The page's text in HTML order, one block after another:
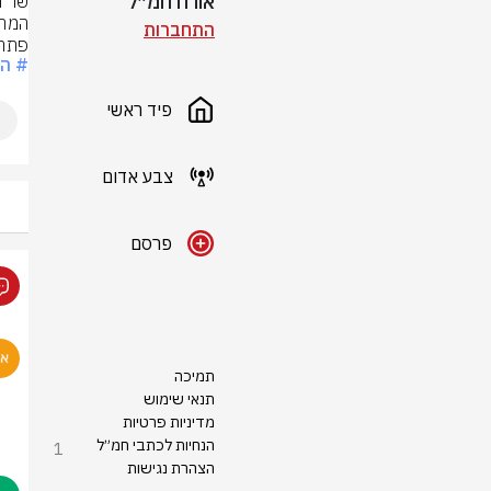
התחברות
פיד ראשי
צבע אדום
פרסם
תמיכה
תנאי שימוש
מדיניות פרטיות
הנחיות לכתבי חמ״ל
הצהרת נגישות
#
1